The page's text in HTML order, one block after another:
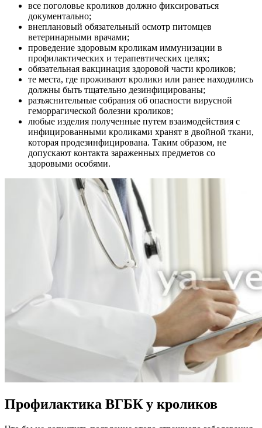
все поголовье кроликов должно фиксироваться
документально;
внеплановый обязательный осмотр питомцев
ветеринарными врачами;
проведение здоровым кроликам иммунизации в
профилактических и терапевтических целях;
обязательная вакцинация здоровой части кроликов;
те места, где проживают кролики или ранее находились
должны быть тщательно дезинфицированы;
разъяснительные собрания об опасности вирусной
геморрагической болезни кроликов;
любые изделия полученные путем взаимодействия с
инфицированными кроликами хранят в двойной ткани,
которая продезинфицирована. Таким образом, не
допускают контакта зараженных предметов со
здоровыми особями.
Профилактика ВГБК у кроликов